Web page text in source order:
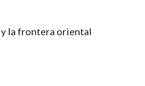
y la frontera oriental